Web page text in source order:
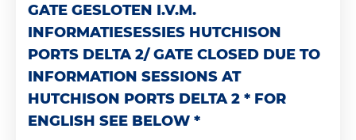
GATE GESLOTEN I.V.M.
INFORMATIESESSIES HUTCHISON
PORTS DELTA 2/ GATE CLOSED DUE TO
INFORMATION SESSIONS AT
HUTCHISON PORTS DELTA 2 * FOR
ENGLISH SEE BELOW *